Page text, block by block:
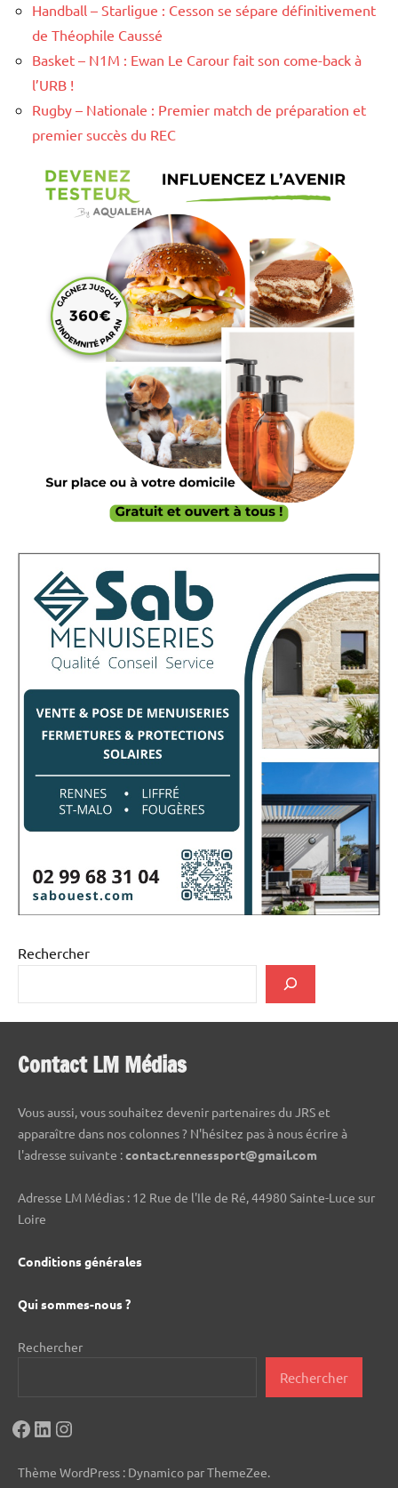
Handball – Starligue : Cesson se sépare définitivement
de Théophile Caussé
Basket – N1M : Ewan Le Carour fait son come-back à
l’URB !
Rugby – Nationale : Premier match de préparation et
premier succès du REC
Rechercher
Contact LM Médias
Vous aussi, vous souhaitez devenir partenaires du JRS et
apparaître dans nos colonnes ? N'hésitez pas à nous écrire à
l'adresse suivante :contact.rennessport@gmail.com
Adresse LM Médias : 12 Rue de l'Ile de Ré, 44980 Sainte-Luce sur
Loire
Conditions générales
Qui sommes-nous ?
Rechercher
Rechercher
Facebook
LinkedIn
Instagram
Thème WordPress : Dynamico par ThemeZee.